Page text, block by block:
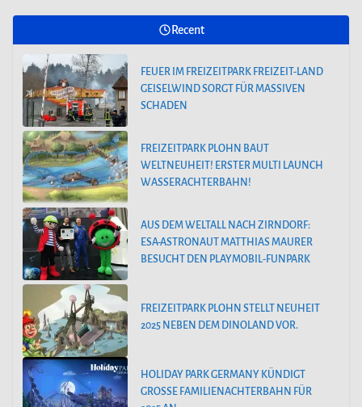
Recent
FEUER IM FREIZEITPARK FREIZEIT-LAND
GEISELWIND SORGT FÜR MASSIVEN
SCHADEN
FREIZEITPARK PLOHN BAUT
WELTNEUHEIT! ERSTER MULTI LAUNCH
WASSERACHTERBAHN!
AUS DEM WELTALL NACH ZIRNDORF:
ESA-ASTRONAUT MATTHIAS MAURER
BESUCHT DEN PLAYMOBIL-FUNPARK
FREIZEITPARK PLOHN STELLT NEUHEIT
2025 NEBEN DEM DINOLAND VOR.
HOLIDAY PARK GERMANY KÜNDIGT
GROSSE FAMILIENACHTERBAHN FÜR 2